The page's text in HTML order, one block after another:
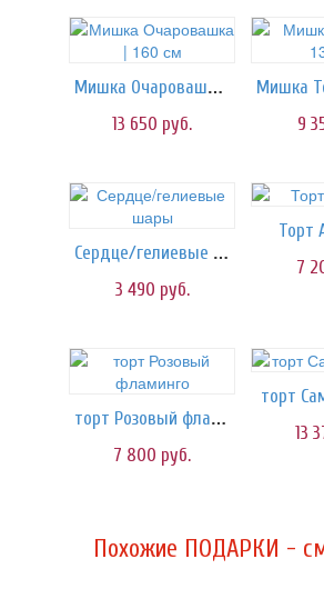
Мишка Очаровашка | 160 см
13 650 руб. 9
Сердце/гелиевые шары
3 490 руб.
Торт
7
торт Розовый фламинго
7 800 руб.
торт
13
Похожие ПОДАРКИ -